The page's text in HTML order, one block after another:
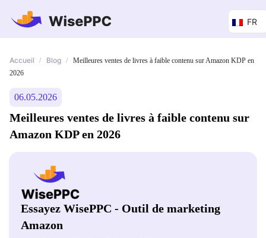
FR
Accueil / Blog /
Meilleures ventes de livres à faible contenu sur Amazon KDP en
2026
06.05.2026
Meilleures ventes de livres à faible contenu sur
Amazon KDP en 2026
Essayez WisePPC - Outil de marketing
Amazon